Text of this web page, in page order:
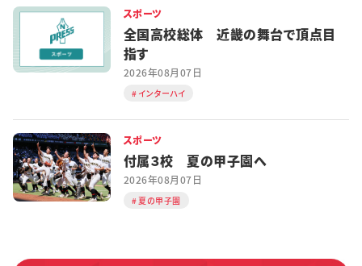
スポーツ
全国高校総体 近畿の舞台で頂点目
指す
2026年08月07日
インターハイ
スポーツ
付属３校 夏の甲子園へ
2026年08月07日
夏の甲子園